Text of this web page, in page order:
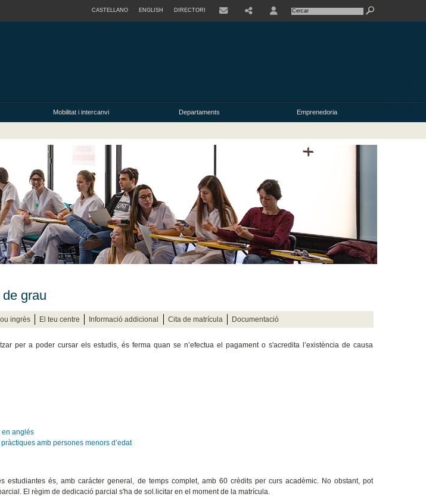
CASTELLANO ENGLISH DIRECTORI
Mobilitat i intercanvi Departaments Emprenedoria
grau
ingrès El teu centre Informació addicional Cita de matrícula Documentació
per a poder cursar els estudis, és ferma quan se n’efectua el pagament o s'acredita l’existència de causa
en anglés
amb persones menors d’edat
estudiantes és, amb carácter general, de temps complet, amb 60 crèdits per curs acadèmic. No obstant, pot
El règim de dedicació parcial s'ha de sol.licitar en el moment de la matrícula.